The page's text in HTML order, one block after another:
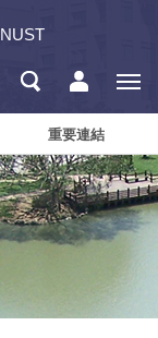
NUST
重要連結